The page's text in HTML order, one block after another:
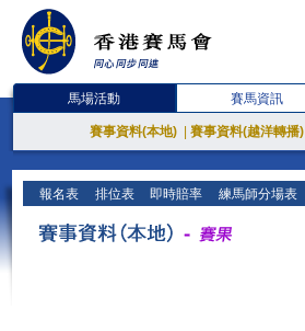
馬場活動 賽馬資訊
賽事資料(本地) 賽事資料(越洋轉播)
報名表 排位表 即時賠率 練馬師分場表